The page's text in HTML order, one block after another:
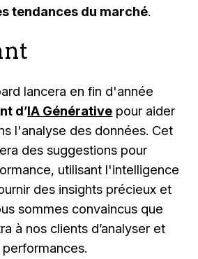
tendances du marché.
lancera en fin d'année
d’IA Générative pour aider
l'analyse des données. Cet
des suggestions pour
utilisant l'intelligence
des insights précieux et
sommes convaincus que
à nos clients d’analyser et
performances.